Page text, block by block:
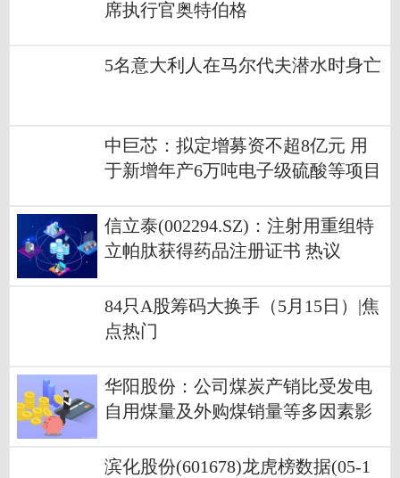
席执行官奥特伯格
5名意大利人在马尔代夫潜水时身亡
中巨芯：拟定增募资不超8亿元 用
于新增年产6万吨电子级硫酸等项目
信立泰(002294.SZ)：注射用重组特
立帕肽获得药品注册证书 热议
84只A股筹码大换手（5月15日）|焦
点热门
华阳股份：公司煤炭产销比受发电
自用煤量及外购煤销量等多因素影
低-报道
滨化股份(601678)龙虎榜数据(05-1